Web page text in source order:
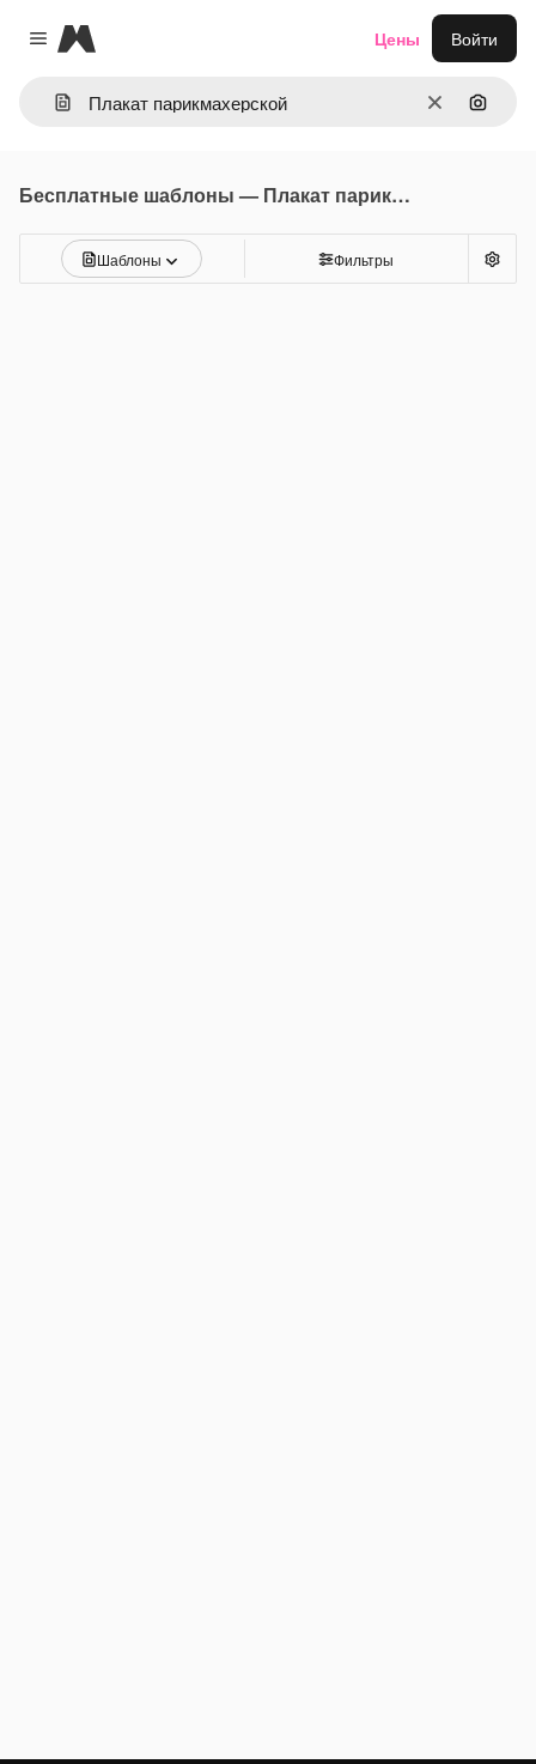
Close menu
Magnific
ОчиститьПоиск
Цены Войти
Бесплатные шаблоны — Плакат парикмахерской
Шаблоны Фильтры